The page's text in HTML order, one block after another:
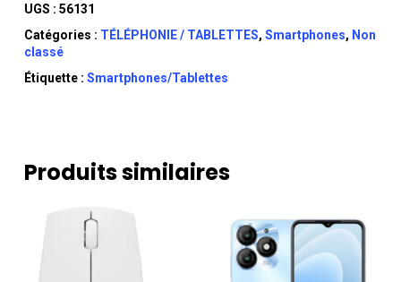
UGS : 56131
Catégories : TÉLÉPHONIE / TABLETTES, Smartphones, Non
classé
Étiquette : Smartphones/Tablettes
Produits similaires